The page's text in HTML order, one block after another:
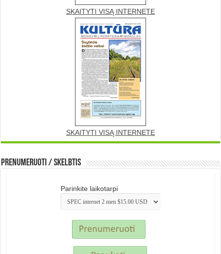
SKAITYTI VISĄ INTERNETE
SKAITYTI VISĄ INTERNETE
Prenumeruoti / Skelbtis
Parinkite laikotarpi